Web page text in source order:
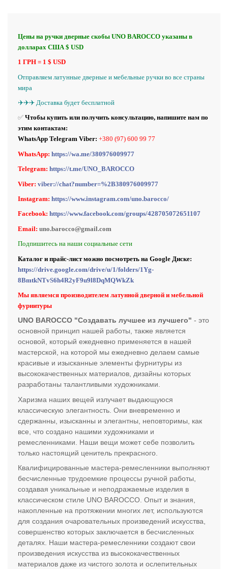
Цены на ручки дверные скобы UNO BAROCCO указаны в
долларах США $ USD
1 ГРН = 1 $ USD
Отправляем латунные дверные и мебельные ручки во все страны
мира
✈️✈️✈️ Доставка будет бесплатной
✅ Чтобы купить или получить консультацию, напишите нам по
этим контактам:
WhatsApp Telegram Viber: +380 (97) 600 99 77
WhatsApp: https://wa.me/380976009977
Telegram: https://t.me/UNO_BAROCCO
Viber: viber://chat?number=%2B380976009977
Instagram: https://www.instagram.com/uno.barocco/
Facebook: https://www.facebook.com/groups/428705072651107
Email: uno.barocco@gmail.com
Подпишитесь на наши социальные сети
Каталог и прайс-лист можно посмотреть на Google Диске:
https://drive.google.com/drive/u/1/folders/1Yg-
8BmtkNTvS6h4R2yF9u9l8DqMQWkZk
Мы являемся производителем латунной дверной и мебельной
фурнитуры
UNO BAROCCO "Создавать лучшее из лучшего" - это
основной принцип нашей работы, также является
основой, который ежедневно применяется в нашей
мастерской, на которой мы ежедневно делаем самые
красивые и изысканные элементы фурнитуры из
высококачественных материалов, дизайны которых
разработаны талантливыми художниками.
Харизма наших вещей излучает выдающуюся
классическую элегантность. Они вневременно и
сдержанны, изысканны и элегантны, неповторимы, как
все, что создано нашими художниками и
ремесленниками. Наши вещи может себе позволить
только настоящий ценитель прекрасного.
Квалифицированные мастера-ремесленники выполняют
бесчисленные трудоемкие процессы ручной работы,
создавая уникальные и неподражаемые изделия в
классическом стиле UNO BAROCCO. Опыт и знания,
накопленные на протяжении многих лет, используются
для создания очаровательных произведений искусства,
совершенство которых заключается в бесчисленных
деталях. Наши мастера-ремесленники создают свои
произведения искусства из высококачественных
материалов даже из чистого золота и ослепительных